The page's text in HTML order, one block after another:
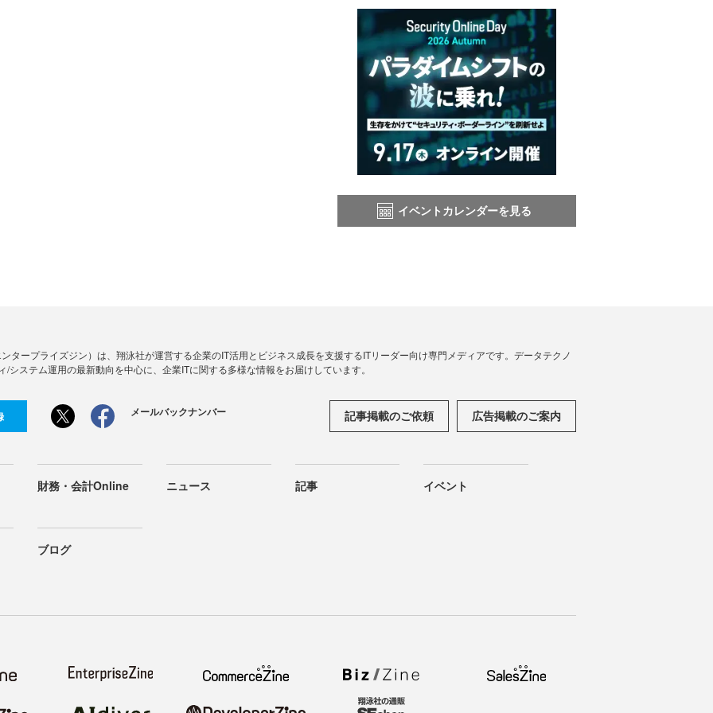
イベントカレンダーを見る
ンタープライズジン）は、翔泳社が運営する企業のIT活用とビジネス成長を支援するITリーダー向け専門メディアです。データテクノ
/システム運用の最新動向を中心に、企業ITに関する多様な情報をお届けしています。
メールバックナンバー 記事掲載のご依頼 広告掲載のご案内
財務・会計Online ニュース 記事 イベント
ブログ